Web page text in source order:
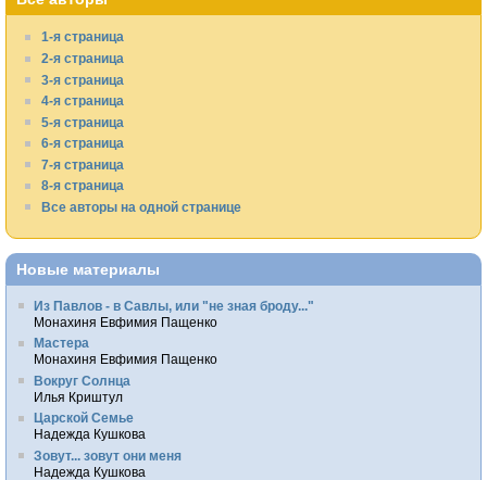
1-я страница
2-я страница
3-я страница
4-я страница
5-я страница
6-я страница
7-я страница
8-я страница
Все авторы на одной странице
Новые материалы
Из Павлов - в Савлы, или "не зная броду..."
Монахиня Евфимия Пащенко
Мастера
Монахиня Евфимия Пащенко
Вокруг Солнца
Илья Криштул
Царской Семье
Надежда Кушкова
Зовут... зовут они меня
Надежда Кушкова